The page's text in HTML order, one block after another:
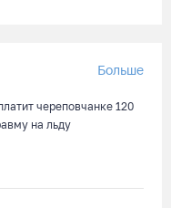
Больше
череповчанке 120
на льду